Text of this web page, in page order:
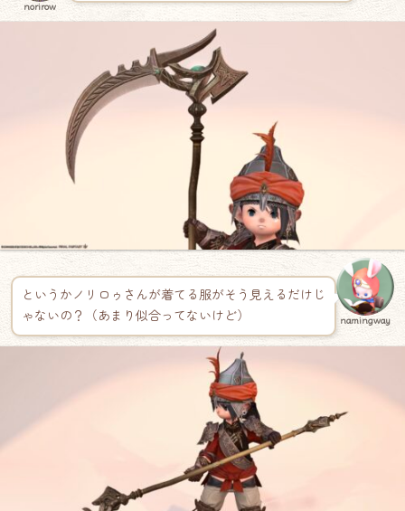
norirow
というかノリロゥさんが着てる服がそう見えるだけじ
ゃないの？（あまり似合ってないけど）
namingway